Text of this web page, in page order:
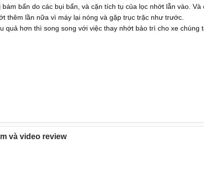
bẩn do các bụi bẩn, và cặn tích tụ của lọc nhớt lẫn vào. Và
thêm lần nữa vì máy lại nóng và gặp trục trặc như trước.
quả hơn thì song song với việc thay nhớt bảo trì cho xe chúng
và video review